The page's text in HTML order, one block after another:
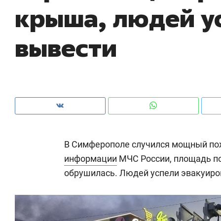
крыша, людей
вывести
В Симферополе случился мощный
информации МЧС России, площадь
обрушилась. Людей успели
рынки, почему надо знать аксакалов и
чем интересен Оман?
Как ГК «МИР ГРУПП» и ВТБ
создают оазис жилого
комфорта под Казанью
Рекомендуем
150 камер
ID вместо